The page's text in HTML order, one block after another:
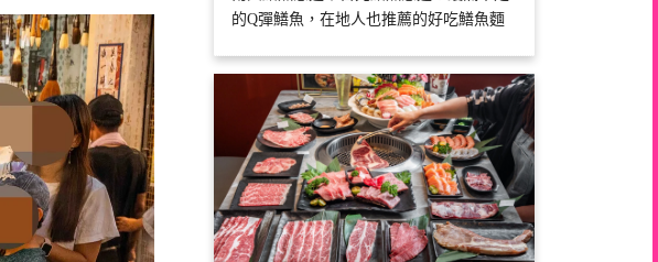
的Q彈鱔魚，在地人也推薦的好吃鱔魚麵